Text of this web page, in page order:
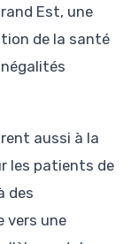
Est, une
de la santé
aussi à la
les patients de
des
vers une